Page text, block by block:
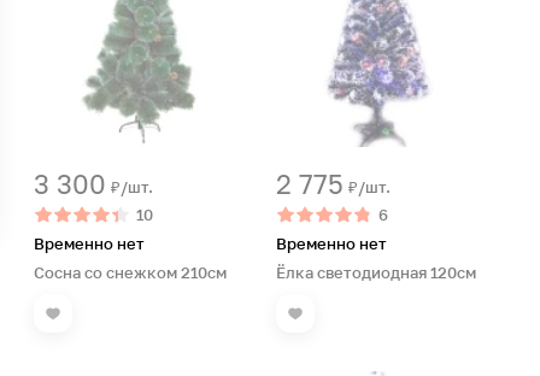
3 300 ₽/шт.
10
Временно нет
Сосна со снежком 210см
2 775 ₽/шт.
6
Временно нет
Ёлка светодиодная 120см